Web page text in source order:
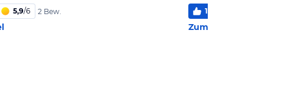
5,9/6 2 Bew.
100
Zum Hotel